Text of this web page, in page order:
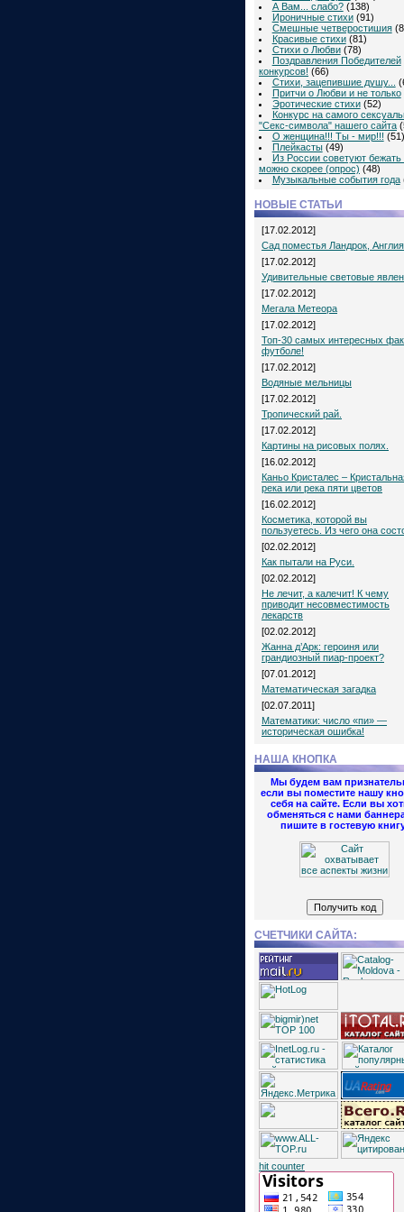
А Вам... слабо? (138)
Ироничные стихи (91)
Смешные четверостишия
Красивые стихи (81)
Стихи о Любви (78)
Поздравления Победителей
конкурсов! (66)
Стихи, зацепившие душу...
Притчи о Любви и не только
Эротические стихи (52)
Конкурс на самого
"Секс-символа" нашего сайта
О женщина!!! Ты - мир!!! (51)
Плейкасты (49)
Из России советуют бежать
можно скорее (опрос) (48)
Музыкальные события года
НОВЫЕ СТАТЬИ
[17.02.2012]
Сад поместья Ландрок, Англия
[17.02.2012]
Удивительные световые
[17.02.2012]
Мегала Метеора
[17.02.2012]
Топ-30 самых интересных
футболе!
[17.02.2012]
Водяные мельницы
[17.02.2012]
Тропический рай.
[17.02.2012]
Картины на рисовых полях.
[16.02.2012]
Каньо Кристалес –
река или река пяти цветов
[16.02.2012]
Косметика, которой вы
пользуетесь. Из чего она
[02.02.2012]
Как пытали на Руси.
[02.02.2012]
Не лечит, а калечит! К чему
приводит несовместимость
лекарств
[02.02.2012]
Жанна д’Арк: героиня или
грандиозный пиар-проект?
[07.01.2012]
Математическая загадка
[02.07.2011]
Математики: число «пи» —
историческая ошибка!
НАША КНОПКА
Мы будем вам
если вы поместите нашу
себя на сайте. Если вы
обменяться с нами
пишите в гостевую
СЧЕТЧИКИ САЙТА:
hit counter